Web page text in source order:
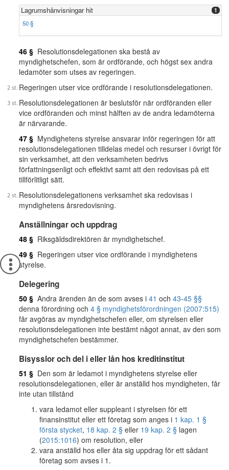
Lagrumshänvisningar hit 1
50 §
46 § Resolutionsdelegationen ska bestå av
myndighetschefen, som är ordförande, och högst sex andra
ledamöter som utses av regeringen.
Regeringen utser vice ordförande i resolutionsdelegationen.
Resolutionsdelegationen är beslutsför när ordföranden eller
vice ordföranden och minst hälften av de andra ledamöterna
är närvarande.
47 § Myndighetens styrelse ansvarar inför regeringen för att
resolutionsdelegationen tilldelas medel och resurser i övrigt för
sin verksamhet, att den verksamheten bedrivs
författningsenligt och effektivt samt att den redovisas på ett
tillförlitligt sätt.
Resolutionsdelegationens verksamhet ska redovisas i
myndighetens årsredovisning.
Anställningar och uppdrag
48 § Riksgäldsdirektören är myndighetschef.
49 § Regeringen utser vice ordförande i myndighetens
styrelse.
Delegering
50 § Andra ärenden än de som avses i 41 och 43-45 §§
denna förordning och 4 § myndighetsförordningen (2007:515)
får avgöras av myndighetschefen eller, om styrelsen eller
resolutionsdelegationen inte bestämt något annat, av den som
myndighetschefen bestämmer.
Bisysslor och del i eller lån hos kreditinstitut
51 § Den som är ledamot i myndighetens styrelse eller
resolutionsdelegationen, eller är anställd hos myndigheten, får
inte utan tillstånd
vara ledamot eller suppleant i styrelsen för ett
finansinstitut eller ett företag som anges i 1 kap. 1 §
första stycket, 18 kap. 2 § eller 19 kap. 2 § lagen
(2015:1016) om resolution, eller
vara anställd hos eller åta sig uppdrag för ett sådant
företag som avses i 1.